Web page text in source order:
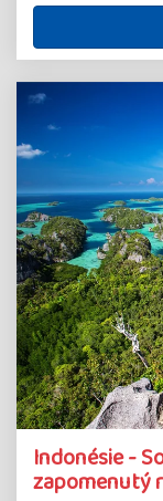
Indonésie -
zapomenutý